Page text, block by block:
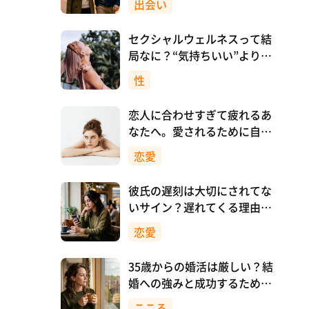
出会い
セクシャルウェルネスって結
局なに？“気持ちいい”より先
に、自分を大切にすること
性
恋人に合わせすぎて疲れるあ
なたへ。愛されるために自分
を消さない恋愛のつくり方
恋愛
彼氏の遅刻は大切にされてな
いサイン？遅れてくる理由と
対処法
恋愛
35歳からの婚活は厳しい？結
婚への強みと成功するために
意識したいこと